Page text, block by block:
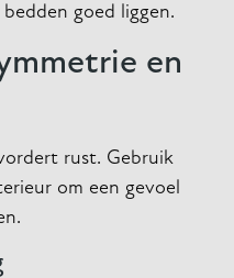
goed liggen.
en
rust. Gebruik
om een gevoel